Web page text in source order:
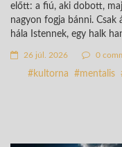
előtt: a fiú, aki dobott,
nagyon fogja bánni.
hála Istennek, egy halk
26 júl. 2026 0
kultorna mentalis